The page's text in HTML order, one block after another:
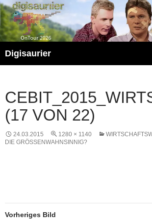
Zum
Inhalt
springen
Digisaurier
(17 VON 22)
24.03.2015 1280 × 1140
DIE GRÖSSENWAHNSINNIG?
Vorheriges Bild